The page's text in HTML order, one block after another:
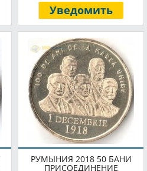
Уведомить
РУМЫНИЯ 2018 50 БАНИ
ПРИСОЕДИНЕНИЕ